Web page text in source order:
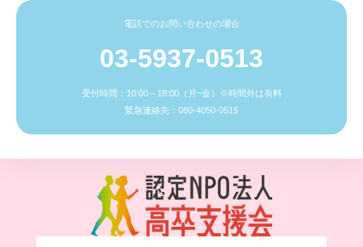
電話でのお問い合わせの場合
03-5937-0513
受付時間：10:00～18:00（月~金）※時間外は有料
緊急連絡先：080-4050-0515